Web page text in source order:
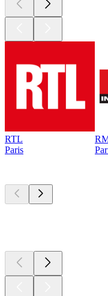
RTL
Paris